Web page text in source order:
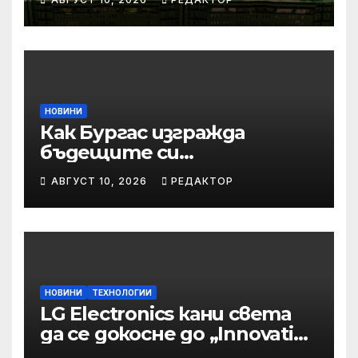
НОВИНИ
Как Бургас изгражда
бъдещите си
технологични
специалисти още в
училище?
АВГУСТ 10, 2026 РЕДАКТОР
НОВИНИ ТЕХНОЛОГИИ
LG Electronics кани света
да се докосне до „Innovation